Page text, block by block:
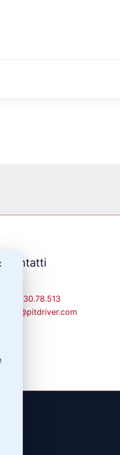
Contatti
329-30.78.513
info@pitdriver.com